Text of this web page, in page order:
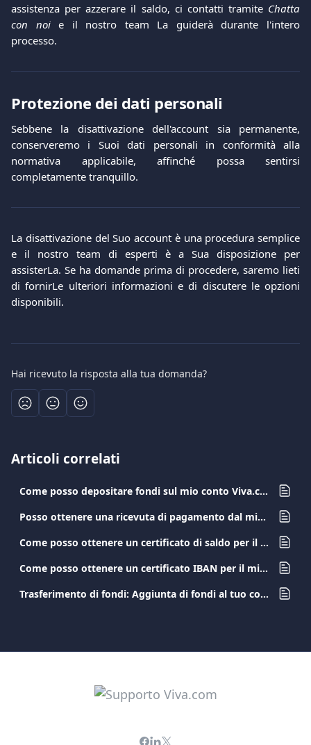
assistenza per azzerare il saldo, ci contatti tramite Chatta
con noie il nostro team La guiderà durante l'intero
processo.
Protezione dei dati personali
Sebbene la disattivazione dell'account sia permanente,
conserveremo i Suoi dati personali in conformità alla
normativa applicabile, affinché possa sentirsi
completamente tranquillo.
La disattivazione del Suo account è una procedura semplice
e il nostro team di esperti è a Sua disposizione per
assisterLa. Se ha domande prima di procedere, saremo lieti
di fornirLe ulteriori informazioni e di discutere le opzioni
disponibili.
Hai ricevuto la risposta alla tua domanda?
Articoli correlati
Come posso depositare fondi sul mio conto Viva.com?
Posso ottenere una ricevuta di pagamento dal mio account?
Come posso ottenere un certificato di saldo per il mio conto aziendale?
Come posso ottenere un certificato IBAN per il mio conto Viva.com?
Trasferimento di fondi: Aggiunta di fondi al tuo conto Viva.com